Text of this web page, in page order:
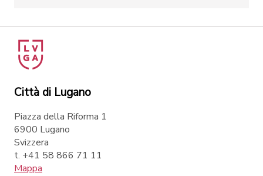
Città di Lugano
Piazza della Riforma 1
6900 Lugano
Svizzera
t. +41 58 866 71 11
Mappa